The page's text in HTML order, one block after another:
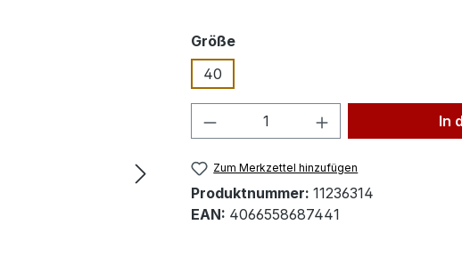
Größeauswählen
40
Produkt Anzahl: Gib den
In
Zum Merkzettel hinzufügen
Produktnummer: 11236314
EAN: 4066558687441